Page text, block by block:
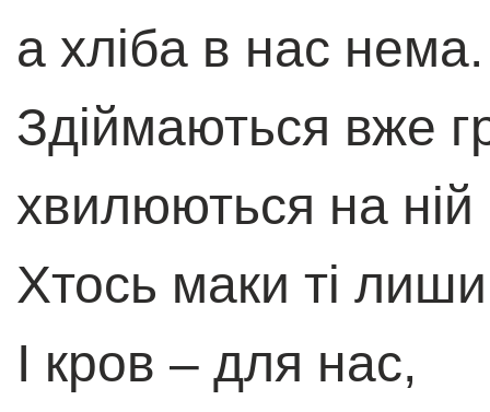
а хліба в нас нема.
Здіймаються вже
хвилюються на ній
Хтось маки ті
І кров – для нас,